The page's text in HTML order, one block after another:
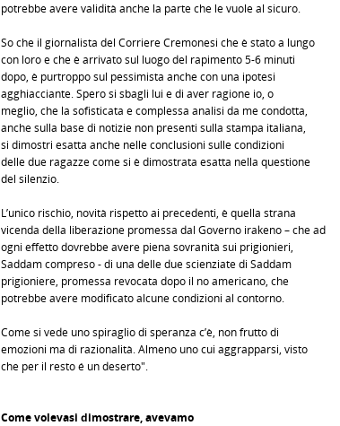
potrebbe avere validità anche la parte che le vuole al sicuro.
So che il giornalista del Corriere Cremonesi che è stato a lungo
con loro e che è arrivato sul luogo del rapimento 5-6 minuti
dopo, è purtroppo sul pessimista anche con una ipotesi
agghiacciante. Spero si sbagli lui e di aver ragione io, o
meglio, che la sofisticata e complessa analisi da me condotta,
anche sulla base di notizie non presenti sulla stampa italiana,
si dimostri esatta anche nelle conclusioni sulle condizioni
delle due ragazze come si è dimostrata esatta nella questione
del silenzio.
L’unico rischio, novità rispetto ai precedenti, è quella strana
vicenda della liberazione promessa dal Governo irakeno – che ad
ogni effetto dovrebbe avere piena sovranità sui prigionieri,
Saddam compreso - di una delle due scienziate di Saddam
prigioniere, promessa revocata dopo il no americano, che
potrebbe avere modificato alcune condizioni al contorno.
Come si vede uno spiraglio di speranza c’è, non frutto di
emozioni ma di razionalità. Almeno uno cui aggrapparsi, visto
che per il resto é un deserto".
Come volevasi dimostrare, avevamo